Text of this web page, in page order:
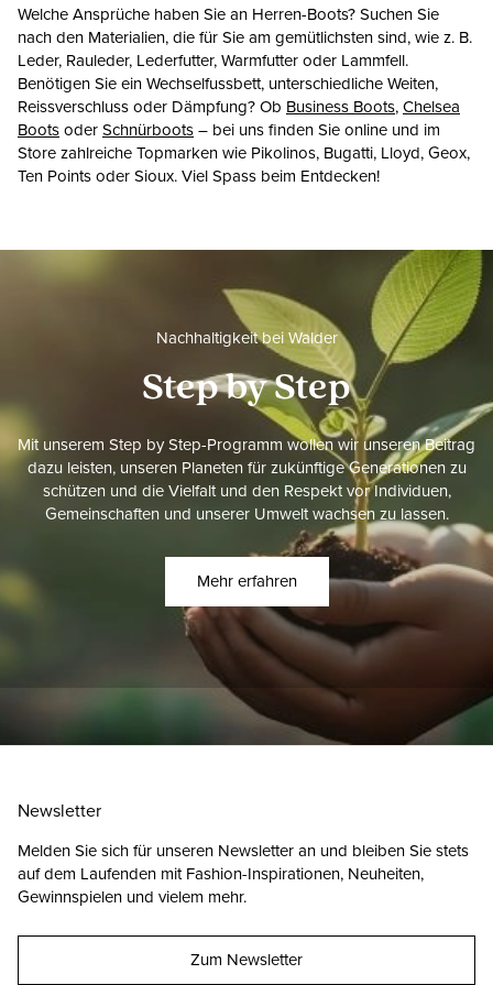
Welche Ansprüche haben Sie an Herren-Boots? Suchen Sie
nach den Materialien, die für Sie am gemütlichsten sind, wie z. B.
Leder, Rauleder, Lederfutter, Warmfutter oder Lammfell.
Benötigen Sie ein Wechselfussbett, unterschiedliche Weiten,
Reissverschluss oder Dämpfung? Ob Business Boots,Chelsea
BootsoderSchnürboots– bei uns finden Sie online und im
Store zahlreiche Topmarken wie Pikolinos, Bugatti, Lloyd, Geox,
Ten Points oder Sioux. Viel Spass beim Entdecken!
Nachhaltigkeit bei Walder
Step by Step
Mit unserem Step by Step-Programm wollen wir unseren Beitrag
dazu leisten, unseren Planeten für zukünftige Generationen zu
schützen und die Vielfalt und den Respekt vor Individuen,
Gemeinschaften und unserer Umwelt wachsen zu lassen.
Mehr erfahren
Newsletter
Melden Sie sich für unseren Newsletter an und bleiben Sie stets
auf dem Laufenden mit Fashion-Inspirationen, Neuheiten,
Gewinnspielen und vielem mehr.
Zum Newsletter